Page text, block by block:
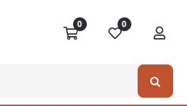
0 0